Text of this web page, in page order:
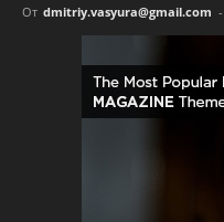
От dmitriy.vasyura@gmail.com -